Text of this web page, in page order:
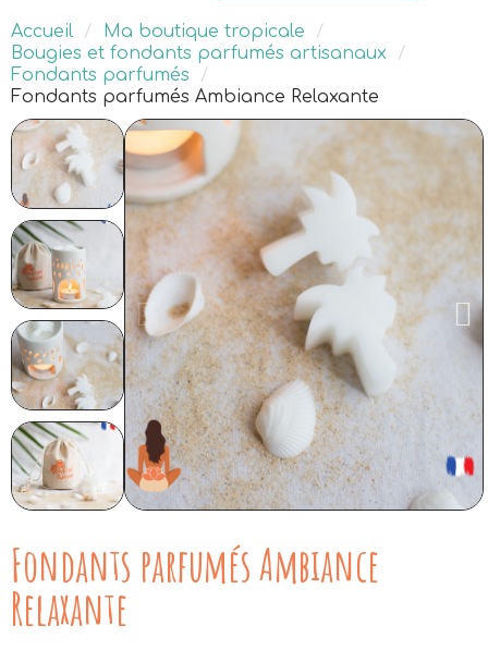
Accueil
Ma boutique tropicale
Bougies et fondants parfumés artisanaux
Fondants parfumés
Fondants parfumés Ambiance Relaxante
Fondants parfumés Ambiance
Relaxante